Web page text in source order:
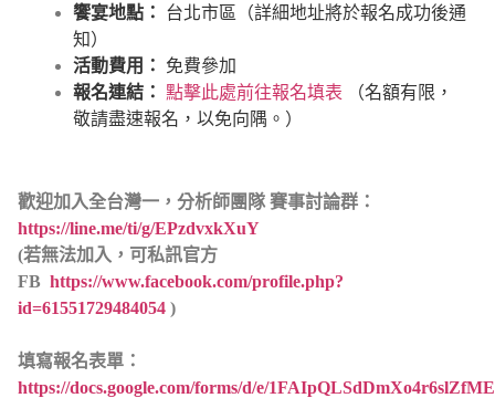
饗宴地點：
台北市區（詳細地址將於報名成功後通
知）
活動費用：
免費參加
報名連結： 點擊此處前往報名填表
（名額有限，
敬請盡速報名，以免向隅。）
歡迎加入全台灣一，分析師團隊 賽事討論群：
https://line.me/ti/g/EPzdvxkXuY
(若無法加入，可私訊官方
FB https://www.facebook.com/profile.php?
id=61551729484054 )
填寫報名表單：
https://docs.google.com/forms/d/e/